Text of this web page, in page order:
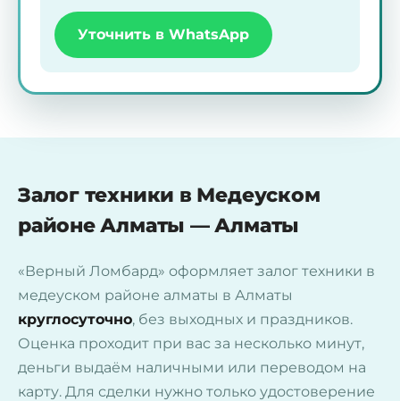
Уточнить в WhatsApp
Залог техники в Медеуском
районе Алматы — Алматы
«Верный Ломбард» оформляет залог техники в
медеуском районе алматы в Алматы
круглосуточно, без выходных и праздников.
Оценка проходит при вас за несколько минут,
деньги выдаём наличными или переводом на
карту. Для сделки нужно только удостоверение